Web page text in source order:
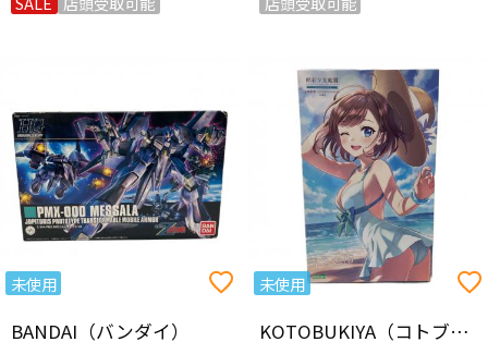
未使用
BANDAI（バンダイ）
未使用
KOTOBUKIYA（コトブキヤ）